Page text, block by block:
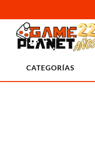
CATEGORÍAS